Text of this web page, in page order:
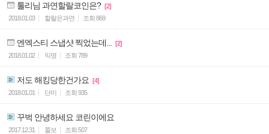
툴리님 과연할랄코인은? [2]
2018.01.03
할랄은과연 조회 869
엔엑스티 스냅샷 찍었는데...
[2]
2018.01.02
익명 조회 789
저도 해킹당한건가요 [4]
2018.01.01
단미 조회 935
꾸벅 안녕하세요 코린이에요
2017.12.31 쫄보 조회 507